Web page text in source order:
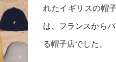
れたイギリスの帽
は、フランスから
る帽子店でした。